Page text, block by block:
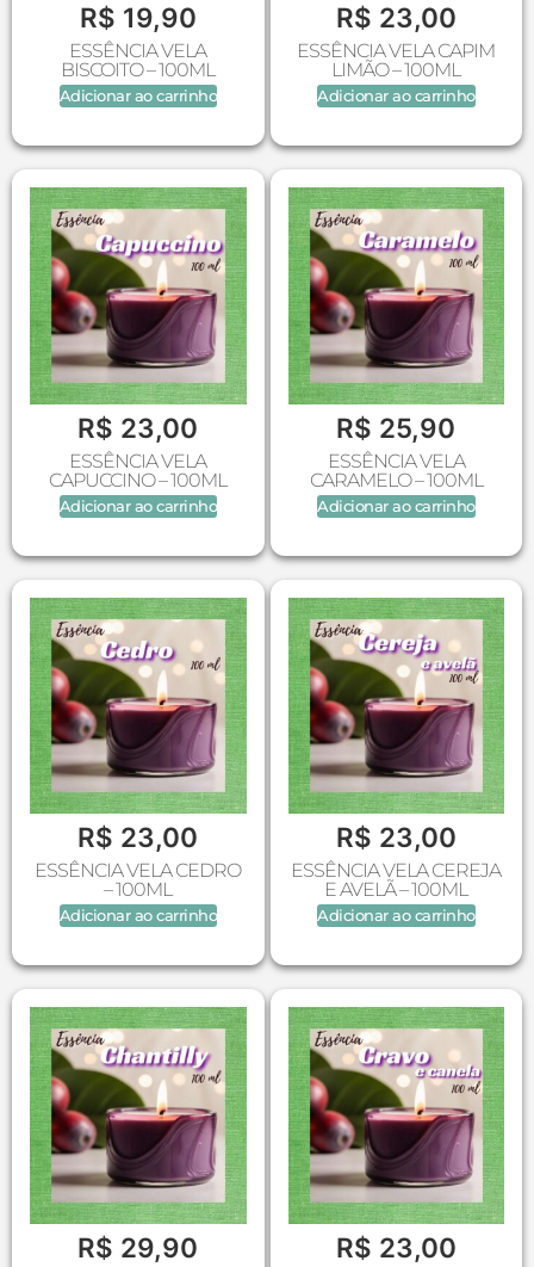
R$ 19,90
ESSÊNCIA VELA
BISCOITO – 100ML
Adicionar ao carrinho
R$ 23,00
ESSÊNCIA VELA CAPIM
LIMÃO – 100ML
Adicionar ao carrinho
R$ 23,00
ESSÊNCIA VELA
CAPUCCINO – 100ML
Adicionar ao carrinho
R$ 25,90
ESSÊNCIA VELA
CARAMELO – 100ML
Adicionar ao carrinho
R$ 23,00
ESSÊNCIA VELA CEDRO
– 100ML
Adicionar ao carrinho
R$ 23,00
ESSÊNCIA VELA CEREJA
E AVELÃ – 100ML
Adicionar ao carrinho
R$ 29,90 R$ 23,00